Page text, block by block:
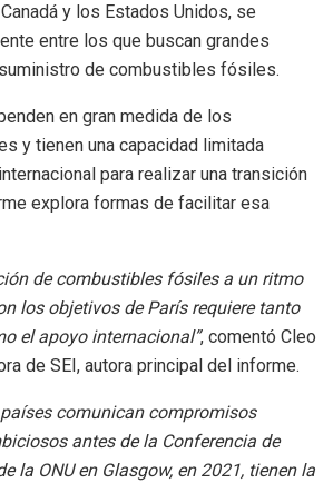
y los Estados Unidos, se
entre los que buscan grandes
de combustibles fósiles.
en gran medida de los
y tienen una capacidad limitada
para realizar una transición
explora formas de facilitar esa
de combustibles fósiles a un ritmo
los objetivos de París requiere tanto
el apoyo internacional”, comentó Cleo
de SEI, autora principal del informe.
comunican compromisos
antes de la Conferencia de
la ONU en Glasgow, en 2021, tienen la